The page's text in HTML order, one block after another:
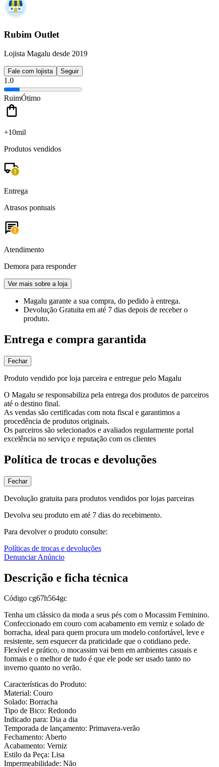
Rubim Outlet
Lojista Magalu desde 2019
Fale com lojista Seguir
1.0
RuimÓtimo
+10mil
Produtos vendidos
Entrega
Atrasos pontuais
Atendimento
Demora para responder
Ver mais sobre a loja
Magalu garante a sua compra, do pedido à entrega.
Devolução Gratuita em até 7 dias depois de receber o
produto.
Entrega e compra garantida
Fechar
Produto vendido por loja parceira e entregue pelo Magalu
O Magalu se responsabiliza pela entrega dos produtos de parceiros
até o destino final.
As vendas são certificadas com nota fiscal e garantimos a
procedência de produtos originais.
Os parceiros são selecionados e avaliados regularmente portal
excelência no serviço e reputação com os clientes
Política de trocas e devoluções
Fechar
Devolução gratuita para produtos vendidos por lojas parceiras
Devolva seu produto em até 7 dias do recebimento.
Para devolver o produto consulte:
Políticas de trocas e devoluções
Denunciar Anúncio
Descrição e ficha técnica
Código cg67h564gc
Tenha um clássico da moda a seus pés com o Mocassim Feminino.
Confeccionado em couro com acabamento em verniz e solado de
borracha, ideal para quem procura um modelo confortável, leve e
resistente, sem esquecer da praticidade que o cotidiano pede.
Flexível e prático, o mocassim vai bem em ambientes casuais e
formais e o melhor de tudo é que ele pode ser usado tanto no
inverno quanto no verão.
Características do Produto:
Material: Couro
Solado: Borracha
Tipo de Bico: Redondo
Indicado para: Dia a dia
Temporada de lançamento: Primavera-verão
Fechamento: Aberto
Acabamento: Verniz
Estilo da Peça: Lisa
Impermeabilidade: Não